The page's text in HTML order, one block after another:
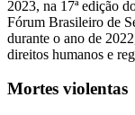
2023, na 17ª edição
Fórum Brasileiro de
durante o ano de
direitos humanos e
Mortes violentas